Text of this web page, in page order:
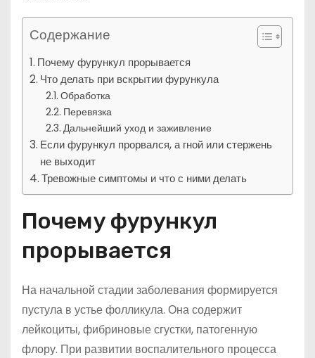
Содержание
Почему фурункул прорывается
Что делать при вскрытии фурункула
Обработка
Перевязка
Дальнейший уход и заживление
Если фурункул прорвался, а гной или стержень
не выходит
Тревожные симптомы и что с ними делать
Почему фурункул
прорывается
На начальной стадии заболевания формируется
пустула в устье фолликула. Она содержит
лейкоциты, фибриновые сгустки, патогенную
флору. При развитии воспалительного процесса